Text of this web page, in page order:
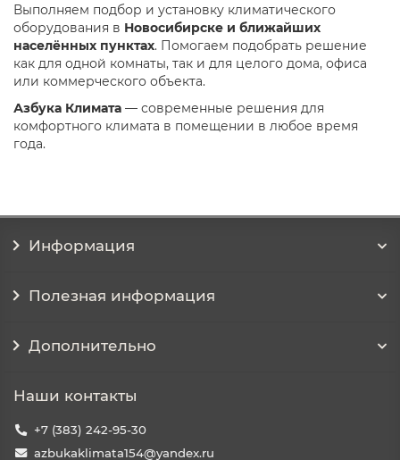
Выполняем подбор и установку климатического
оборудования в Новосибирске и ближайших
населённых пунктах. Помогаем подобрать решение
как для одной комнаты, так и для целого дома, офиса
или коммерческого объекта.
Азбука Климата — современные решения для
комфортного климата в помещении в любое время
года.
Информация
Полезная информация
Дополнительно
Наши контакты
+7 (383) 242-95-30
azbukaklimata154@yandex.ru